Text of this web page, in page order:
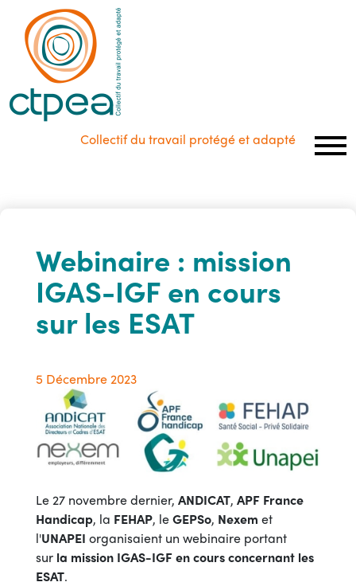
Collectif du travail protégé et adapté
Webinaire : mission
IGAS-IGF en cours
sur les ESAT
5 Décembre 2023
Le 27 novembre dernier, ANDICAT, APF France
Handicap, la FEHAP, leGEPSo, Nexem et
l'UNAPEI organisaient un webinaire portant
sur la mission IGAS-IGF en cours concernant les
ESAT.
Panneau de gestion des cookies